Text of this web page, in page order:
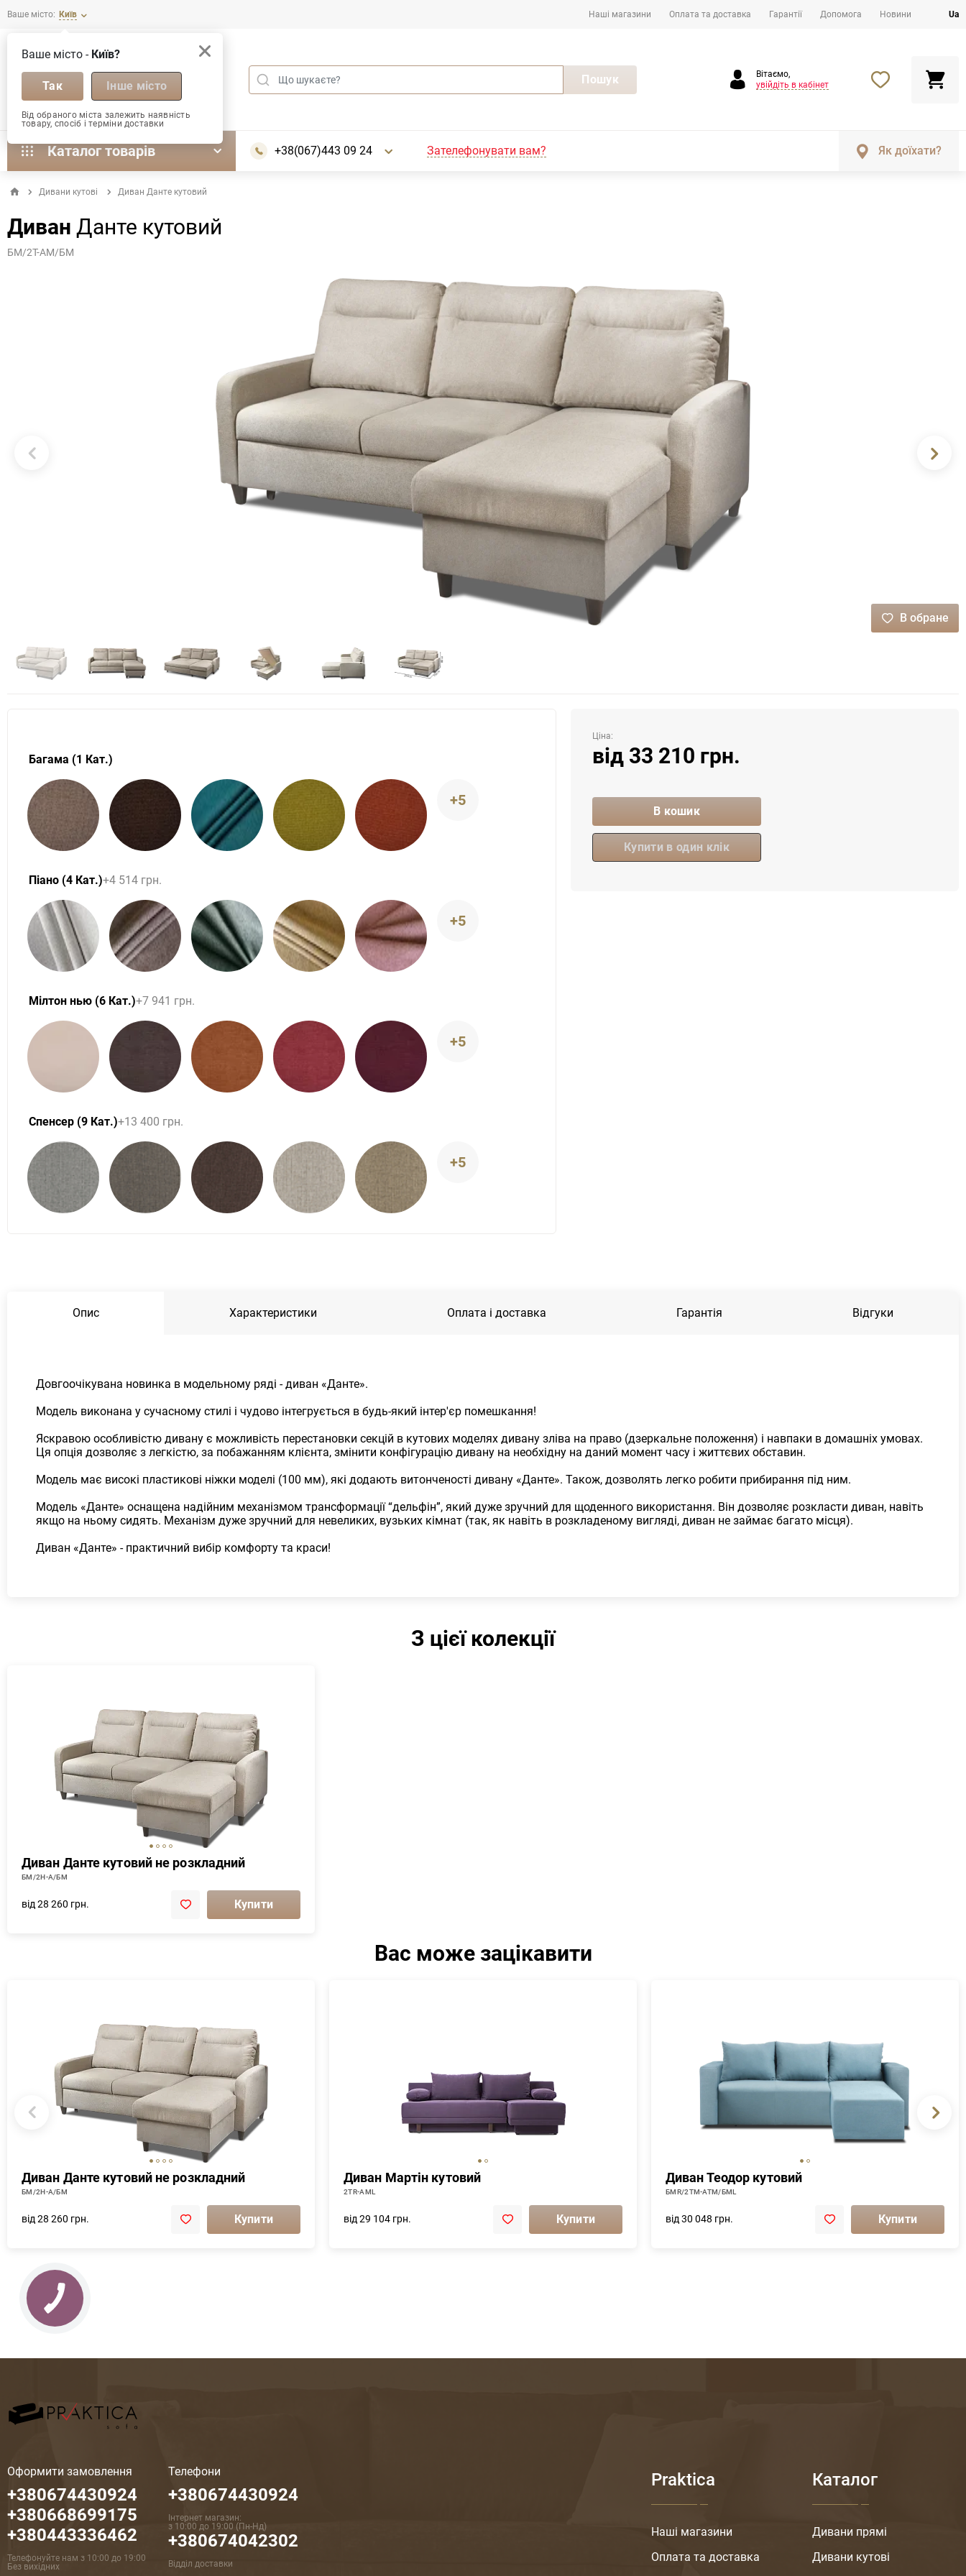
Ваше місто - Київ?
Так Інше місто
Від обраного міста залежить наявність
товару, спосіб і терміни доставки
Ваше місто: Київ Наші магазини Оплата та доставка Гарантії Допомога Новини Ua
Пошук
Вітаємо,
увійдіть в кабінет
Каталог товарів +38(067)443 09 24 Зателефонувати вам? Як доїхати?
Дивани кутові Диван Данте кутовий
Диван Данте кутовий
БМ/2Т-АМ/БМ
В обране
Ціна:
від 33 210 грн.
В кошик
Купити в один клік
Багама (1 Кат.)
+5
Піано (4 Кат.)+4 514 грн.
+5
Мілтон нью (6 Кат.)+7 941 грн.
+5
Спенсер (9 Кат.)+13 400 грн.
+5
Опис Характеристики Оплата і доставка Гарантія Відгуки
Довгоочікувана новинка в модельному ряді - диван «Данте».
Модель виконана у сучасному стилі і чудово інтегрується в будь-який інтер′єр помешкання!
Яскравою особливістю дивану є можливість перестановки секцій в кутових моделях дивану зліва на право (дзеркальне положення) і навпаки в домашніх умовах.
Ця опція дозволяє з легкістю, за побажанням клієнта, змінити конфігурацію дивану на необхідну на даний момент часу і життєвих обставин.
Модель має високі пластикові ніжки моделі (100 мм), які додають витонченості дивану «Данте». Також, дозволять легко робити прибирання під ним.
Модель «Данте» оснащена надійним механізмом трансформації “дельфін”, який дуже зручний для щоденного використання. Він дозволяє розкласти диван, навіть
якщо на ньому сидять. Механізм дуже зручний для невеликих, вузьких кімнат (так, як навіть в розкладеному вигляді, диван не займає багато місця).
Диван «Данте» - практичний вибір комфорту та краси!
З цієї колекції
Диван Данте кутовий не розкладний
БМ/2Н-А/БМ
від 28 260 грн. Купити
Вас може зацікавити
Диван Данте кутовий не розкладний
БМ/2Н-А/БМ
від 28 260 грн. Купити
Диван Мартін кутовий
2TR-AML
від 29 104 грн. Купити
Диван Теодор кутовий
БМR/2ТМ-АТМ/БМL
від 30 048 грн. Купити
Оформити замовлення
+380674430924
+380668699175
+380443336462
Телефонуйте нам з 10:00 до 19:00
Без вихідних
Телефони
+380674430924
Інтернет магазин:
з 10:00 до 19:00 (Пн-Нд)
+380674042302
Відділ доставки
Praktica
Наші магазини
Оплата та доставка
Каталог
Дивани прямі
Дивани кутові